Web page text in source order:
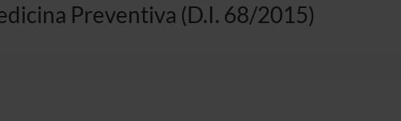
Preventiva (D.I. 68/2015)